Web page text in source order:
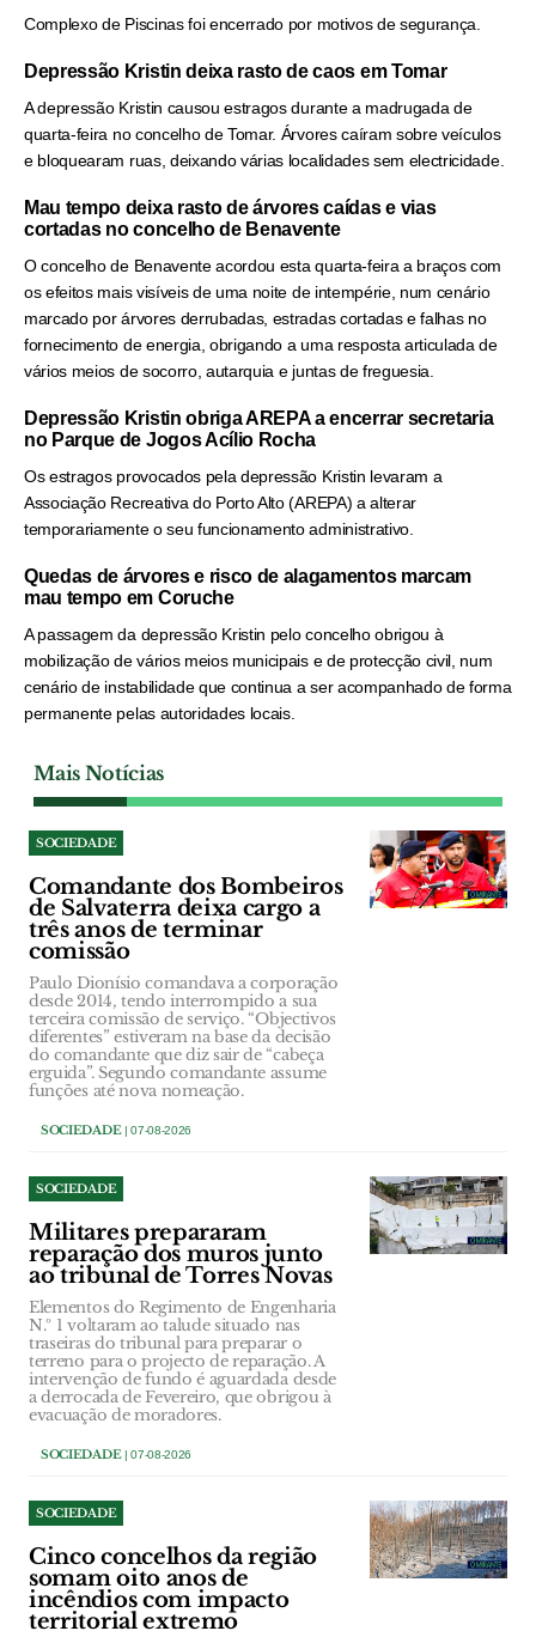
Complexo de Piscinas foi encerrado por motivos de segurança.
Depressão Kristin deixa rasto de caos em Tomar
A depressão Kristin causou estragos durante a madrugada de
quarta-feira no concelho de Tomar. Árvores caíram sobre veículos
e bloquearam ruas, deixando várias localidades sem electricidade.
Mau tempo deixa rasto de árvores caídas e vias
cortadas no concelho de Benavente
O concelho de Benavente acordou esta quarta-feira a braços com
os efeitos mais visíveis de uma noite de intempérie, num cenário
marcado por árvores derrubadas, estradas cortadas e falhas no
fornecimento de energia, obrigando a uma resposta articulada de
vários meios de socorro, autarquia e juntas de freguesia.
Depressão Kristin obriga AREPA a encerrar secretaria
no Parque de Jogos Acílio Rocha
Os estragos provocados pela depressão Kristin levaram a
Associação Recreativa do Porto Alto (AREPA) a alterar
temporariamente o seu funcionamento administrativo.
Quedas de árvores e risco de alagamentos marcam
mau tempo em Coruche
A passagem da depressão Kristin pelo concelho obrigou à
mobilização de vários meios municipais e de protecção civil, num
cenário de instabilidade que continua a ser acompanhado de forma
permanente pelas autoridades locais.
Mais Notícias
SOCIEDADE
Comandante dos Bombeiros
de Salvaterra deixa cargo a
três anos de terminar
comissão
Paulo Dionísio comandava a corporação
desde 2014, tendo interrompido a sua
terceira comissão de serviço. “Objectivos
diferentes” estiveram na base da decisão
do comandante que diz sair de “cabeça
erguida”. Segundo comandante assume
funções até nova nomeação.
SOCIEDADE| 07-08-2026
SOCIEDADE
Militares prepararam
reparação dos muros junto
ao tribunal de Torres Novas
Elementos do Regimento de Engenharia
N.º 1 voltaram ao talude situado nas
traseiras do tribunal para preparar o
terreno para o projecto de reparação. A
intervenção de fundo é aguardada desde
a derrocada de Fevereiro, que obrigou à
evacuação de moradores.
SOCIEDADE| 07-08-2026
SOCIEDADE
Cinco concelhos da região
somam oito anos de
incêndios com impacto
territorial extremo